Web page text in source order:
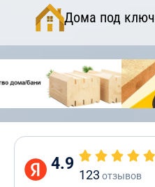
Дома под
4.9
123 отзывов